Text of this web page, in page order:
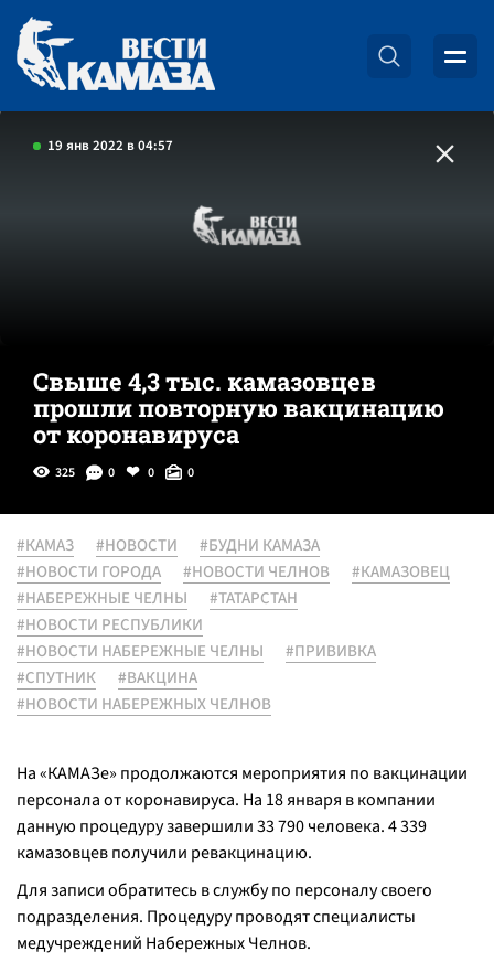
19 янв 2022 в 04:57
Свыше 4,3 тыс. камазовцев
прошли повторную вакцинацию
от коронавируса
325 0 0 0
#КАМАЗ #НОВОСТИ
#БУДНИ КАМАЗА
#НОВОСТИ ГОРОДА
#НОВОСТИ ЧЕЛНОВ
#КАМАЗОВЕЦ
#НАБЕРЕЖНЫЕ ЧЕЛНЫ
#ТАТАРСТАН
#НОВОСТИ РЕСПУБЛИКИ
#НОВОСТИ НАБЕРЕЖНЫЕ ЧЕЛНЫ
#ПРИВИВКА
#СПУТНИК
#ВАКЦИНА
#НОВОСТИ НАБЕРЕЖНЫХ ЧЕЛНОВ
На «КАМАЗе» продолжаются мероприятия по вакцинации
персонала от коронавируса. На 18 января в компании
данную процедуру завершили 33 790 человека. 4 339
камазовцев получили ревакцинацию.
Для записи обратитесь в службу по персоналу своего
подразделения. Процедуру проводят специалисты
медучреждений Набережных Челнов.